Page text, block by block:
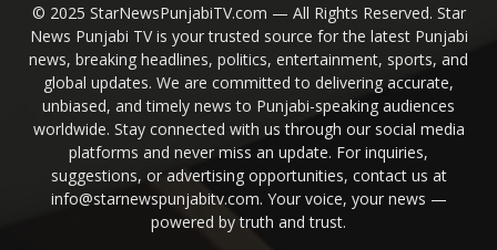
© 2025 StarNewsPunjabiTV.com — All Rights Reserved. Star
News Punjabi TV is your trusted source for the latest Punjabi
news, breaking headlines, politics, entertainment, sports, and
global updates. We are committed to delivering accurate,
unbiased, and timely news to Punjabi-speaking audiences
worldwide. Stay connected with us through our social media
platforms and never miss an update. For inquiries,
suggestions, or advertising opportunities, contact us at
info@starnewspunjabitv.com. Your voice, your news —
powered by truth and trust.